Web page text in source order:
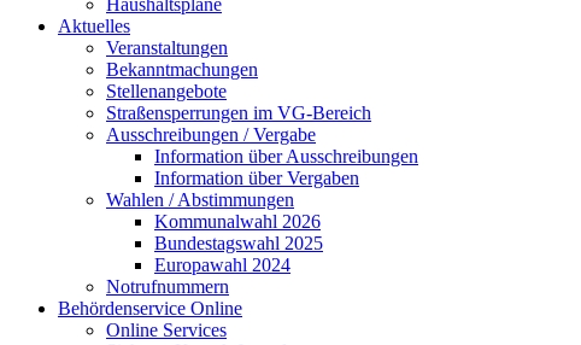
Haushaltspläne
Aktuelles
Veranstaltungen
Bekanntmachungen
Stellenangebote
Straßensperrungen im VG-Bereich
Ausschreibungen / Vergabe
Information über Ausschreibungen
Information über Vergaben
Wahlen / Abstimmungen
Kommunalwahl 2026
Bundestagswahl 2025
Europawahl 2024
Notrufnummern
Behördenservice Online
Online Services